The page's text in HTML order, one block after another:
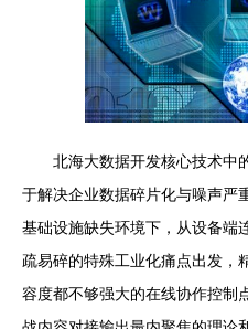
北海大数据开发核心技术中
于解决企业数据碎片化与噪声严
基础设施缺失环境下，从设备端
疏易碎的特殊工业化痛点出发，
容度都不够强大的在线协作控制